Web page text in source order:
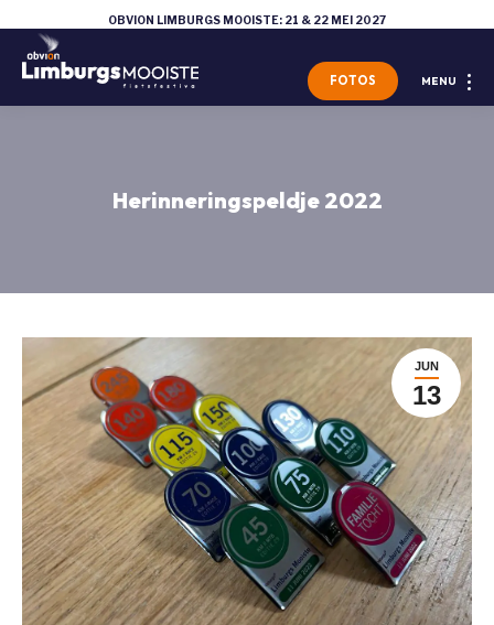
OBVION LIMBURGS MOOISTE: 21 & 22 MEI 2027
MENU
FOTOS
Herinneringspeldje 2022
JUN
13